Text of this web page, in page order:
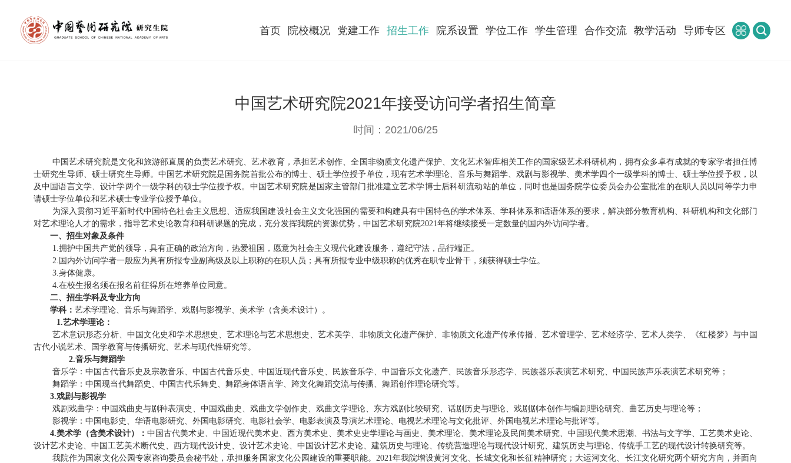
首页 院校概况 党建工作 招生工作 院系设置 学位工作 学生管理 合作交流 教学活动 导师专区
中国艺术研究院2021年接受访问学者招生简章
时间：2021/06/25
中国艺术研究院是文化和旅游部直属的负责艺术研究、艺术教育，承担艺术创作、全国非物质文化遗产保护、文化艺术智库相关工作的国家级艺术科研机构，拥有众多卓有成就的专家学者担任博
士研究生导师、硕士研究生导师。中国艺术研究院是国务院首批公布的博士、硕士学位授予单位，现有艺术学理论、音乐与舞蹈学、戏剧与影视学、美术学四个一级学科的博士、硕士学位授予权，以
及中国语言文学、设计学两个一级学科的硕士学位授予权。中国艺术研究院是国家主管部门批准建立艺术学博士后科研流动站的单位，同时也是国务院学位委员会办公室批准的在职人员以同等学力申
请硕士学位单位和艺术硕士专业学位授予单位。
为深入贯彻习近平新时代中国特色社会主义思想、适应我国建设社会主义文化强国的需要和构建具有中国特色的学术体系、学科体系和话语体系的要求，解决部分教育机构、科研机构和文化部门
对艺术理论人才的需求，指导艺术史论教育和科研课题的完成，充分发挥我院的资源优势，中国艺术研究院2021年将继续接受一定数量的国内外访问学者。
一、招生对象及条件
1.拥护中国共产党的领导，具有正确的政治方向，热爱祖国，愿意为社会主义现代化建设服务，遵纪守法，品行端正。
2. 国内外访问学者一般应为具有所报专业副高级及以上职称的在职人员；具有所报专业中级职称的优秀在职专业骨干，须获得硕士学位。
3.身体健康。
4.在校生报名须在报名前征得所在培养单位同意。
二、招生学科及专业方向
学科： 艺术学理论、音乐与舞蹈学、戏剧与影视学、美术学（含美术设计）。
1.艺术学理论：
艺术意识形态分析、中国文化史和学术思想史、艺术理论与艺术思想史、艺术美学、非物质文化遗产保护、非物质文化遗产传承传播、艺术管理学、艺术经济学、艺术人类学、《红楼梦》与中国
古代小说艺术、国学教育与传播研究、 艺术与现代性研究等。
2.音乐与舞蹈学
音乐学：中国古代音乐史及宗教音乐、中国古代音乐史、中国近现代音乐史、民族音乐学、中国音乐文化遗产、民族音乐形态学、民族器乐表演艺术研究、 中国民族声乐表演艺术研究等；
舞蹈学：中国现当代舞蹈史、中国古代乐舞史、舞蹈身体语言学、跨文化舞蹈交流与传播、 舞蹈创作理论研究等。
3.戏剧与影视学
戏剧戏曲学：中国戏曲史与剧种表演史、中国戏曲史、戏曲文学创作史、戏曲文学理论、东方戏剧比较研究、话剧历史与理论、 戏剧剧本创作与编剧理论研究、 曲艺历史与理论等；
影视学：中国电影史、华语电影研究、外国电影研究、电影社会学、电影表演及导演艺术理论、电视艺术理论与文化批评、外国电视艺术理论与批评等。
4.美术学（含美术设计）：中国古代美术史、中国近现代美术史、西方美术史、美术史史学理论与画史、美术理论、美术理论及民间美术研究、中国现代美术思潮、书法与文字学、工艺美术史论、
设计艺术史论、中国工艺美术断代史、西方现代设计史、 设计艺术史论、 中国设计艺术史论、 建筑历史与理论、传统营造理论与现代设计研究、建筑历史与理论、传统手工艺的现代设计转换研究等。
我院作为国家文化公园专家咨询委员会秘书处，承担服务国家文化公园建设的重要职能。2021年我院增设黄河文化、长城文化和长征精神研究；大运河文化、长江文化研究两个研究方向，并面向